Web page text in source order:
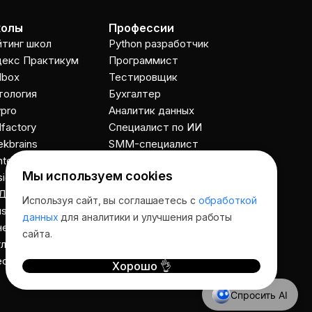
школ
Практикум
School
Academy
Профессии
Python разработчик
Программист
Тестировщик
Бухгалтер
Аналитик данных
Специалист по ИИ
SMM-специалист
Веб дизайнер
Дизайнер интерьера
Ландшафтный дизайнер
Кондитер
Спросить AI
Пожалуйста, ответьте на несколько
вопросов, чтобы начать.
Приступим?
Мы используем cookies
Используя сайт, вы соглашаетесь с обработкой
данных для аналитики и улучшения работы
сайта.
Хорошо 👌